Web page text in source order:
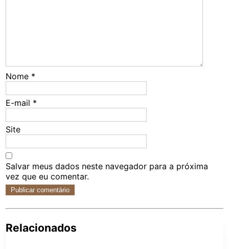
Nome *
E-mail *
Site
Salvar meus dados neste navegador para a próxima
vez que eu comentar.
Relacionados